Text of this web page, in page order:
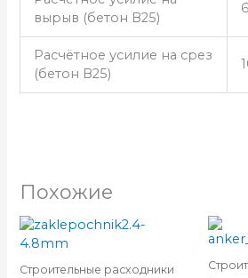
вырыв (бетон В25)
Расчётное усилие на срез
(бетон В25)
Похожие
Строительные расходники